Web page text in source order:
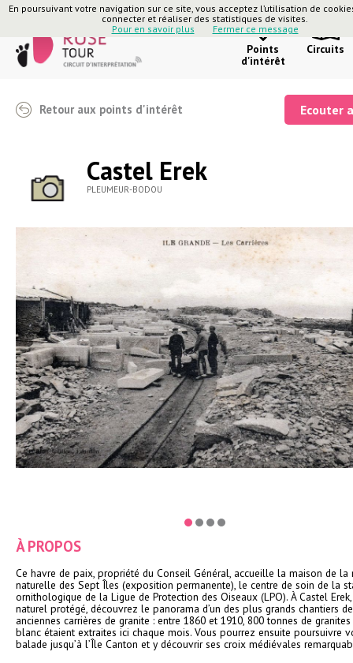
En poursuivant votre navigation sur ce site, vous acceptez l’utilisation de
connecter et réaliser des statistiques de visites.
Pour en savoir plus
Fermer ce message
Points
d'intérêt
Circuits
Retour aux points d'intérêt Ecouter
Castel Erek
PLEUMEUR-BODOU
À PROPOS
Ce havre de paix, propriété du Conseil Général, accueille la maison de la
naturelle des Sept Îles (exposition permanente), le centre de soin de la
ornithologique de la Ligue de Protection des Oiseaux (LPO). À Castel
naturel protégé, découvrez le panorama d’un des plus grands chantiers
anciennes carrières de granite : entre 1860 et 1910, 800 tonnes de
blanc étaient extraites ici chaque mois. Vous pourrez ensuite poursuivre
balade jusqu’à l’Île Canton et y découvrir ses croix médiévales